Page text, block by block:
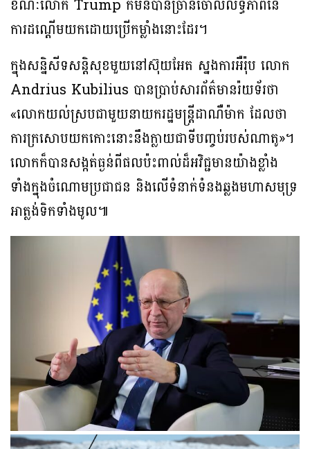
ខណៈលោក Trump ក៏មិនបានច្រានចោលលទ្ធភាពនៃ
ការដណ្តើមយកដោយប្រើកម្លាំងនោះដែរ។
ក្នុងសន្និសីទសន្តិសុខមួយនៅស៊ុយអែត ស្នងការអឺរ៉ុប លោក
Andrius Kubilius បានប្រាប់សារព័ត៌មានរ៉យទ័រថា
«លោកយល់ស្របជាមួយនាយករដ្ឋមន្ត្រីដាណឺម៉ាក ដែលថា
ការក្រសោបយកកោះនោះនឹងក្លាយជាទីបញ្ចប់របស់ណាតូ»។
លោកក៏បានសង្កត់ធ្ងន់ពីផលប៉ះពាល់ដ៏អវិជ្ជមានយ៉ាងខ្លាំង
ទាំងក្នុងចំណោមប្រជាជន និងលើទំនាក់ទំនងឆ្លងមហាសមុទ្រ
អាត្លង់ទិកទាំងមូល៕